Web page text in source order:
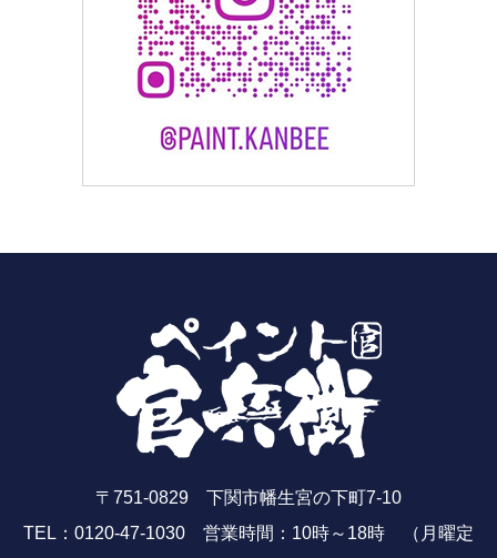
〒751-0829 下関市幡生宮の下町7-10
TEL：0120-47-1030 営業時間：10時～18時 （月曜定